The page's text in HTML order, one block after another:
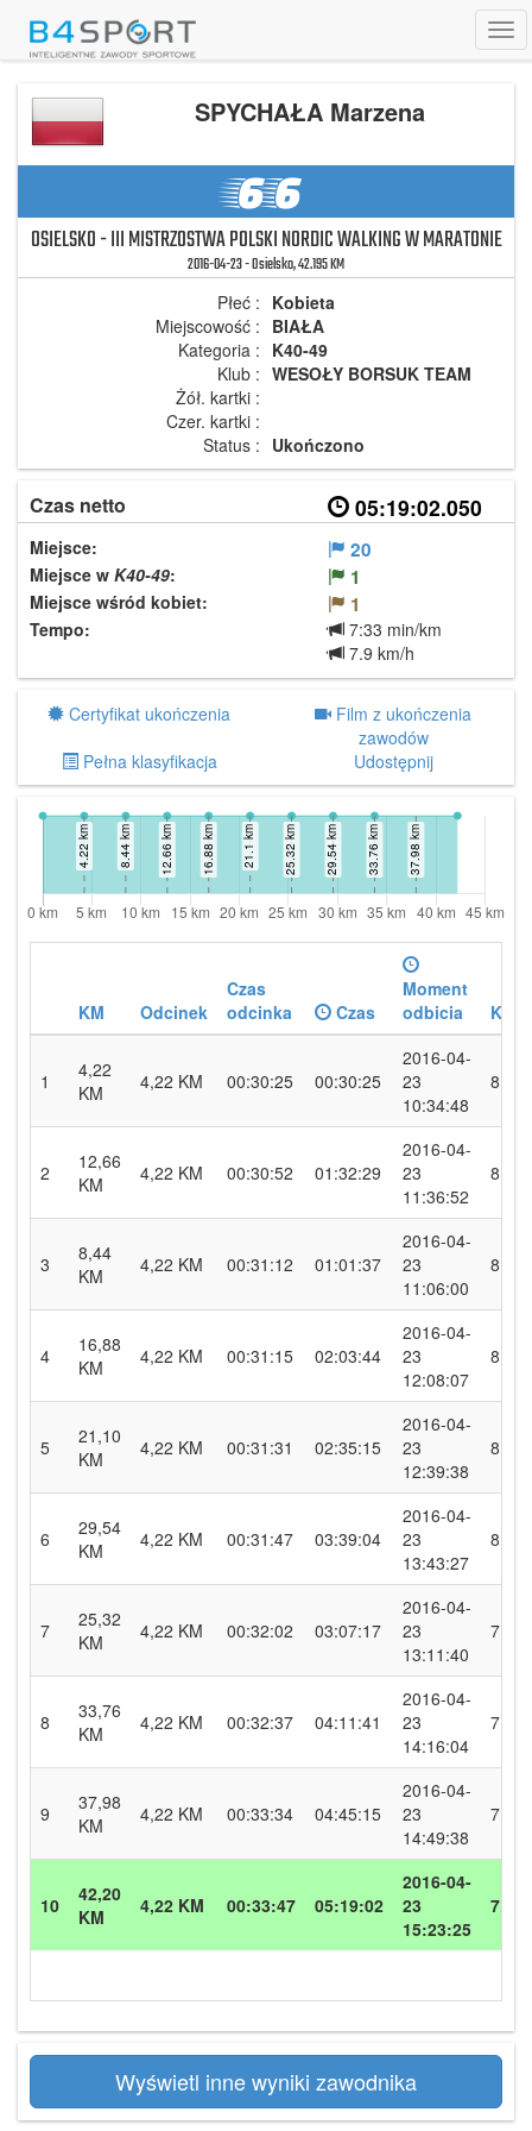
SPYCHAŁA Marzena
66
OSIELSKO - III MISTRZOSTWA POLSKI NORDIC WALKING W MARATONIE
2016-04-23 - Osielsko, 42.195 KM
Płeć : Kobieta
Miejscowość : BIAŁA
Kategoria : K40-49
Klub : WESOŁY BORSUK TEAM
Żół. kartki :
Czer. kartki :
Status : Ukończono
Czas netto 05:19:02.050
Miejsce: 20
Miejsce w K40-49: 1
Miejsce wśród kobiet: 1
Tempo:
7:33 min/km
7.9 km/h
Certyfikat ukończenia
Film z ukończenia
zawodów
Pełna klasyfikacja
Udostępnij
KM Odcinek
Czas
odcinka
Czas
Moment
odbicia
KM/H
1
4,22
KM
4,22 KM 00:30:25 00:30:25
2016-04-
23
10:34:48
8.3
2
12,66
KM
4,22 KM 00:30:52 01:32:29
2016-04-
23
11:36:52
8.2
3
8,44
KM
4,22 KM 00:31:12 01:01:37
2016-04-
23
11:06:00
8.1
4
16,88
KM
4,22 KM 00:31:15 02:03:44
2016-04-
23
12:08:07
8.1
5
21,10
KM
4,22 KM 00:31:31 02:35:15
2016-04-
23
12:39:38
8.0
6
29,54
KM
4,22 KM 00:31:47 03:39:04
2016-04-
23
13:43:27
8.0
7
25,32
KM
4,22 KM 00:32:02 03:07:17
2016-04-
23
13:11:40
7.9
8
33,76
KM
4,22 KM 00:32:37 04:11:41
2016-04-
23
14:16:04
7.8
9
37,98
KM
4,22 KM 00:33:34 04:45:15
2016-04-
23
14:49:38
7.5
10
42,20
KM
4,22 KM 00:33:47 05:19:02
2016-04-
23
15:23:25
7.5
Wyświetl inne wyniki zawodnika